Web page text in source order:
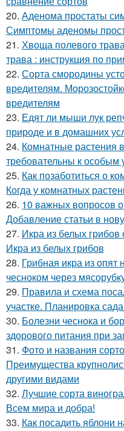
20. Аденома простаты
Симптомы аденомы
21. Хвоща полевого
трава : инструкция по
22. Сорта смородины
вредителям.
вредителям
23. Едят ли мыши лук
природе и в домашних
24. Комнатные растения
требовательны к
25. Как позаботиться о
Когда у комнатных
26. 10 важных вопросов
Добавление статьи в
27. Икра из белых
Икра из белых грибов
28. Грибная икра из опят
чесноком через
29. Правила и схема
участке. Планировка
30. Болезни чеснока и
здорового питания при
31. Фото и названия
Преимущества
другими видами
32. Лучшие сорта
Всем мира и добра!
33. Как посадить яблони